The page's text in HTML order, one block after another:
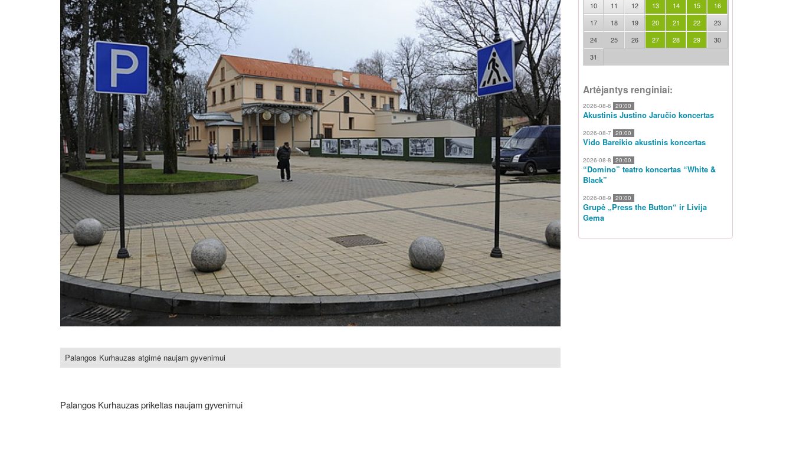
Palangos Kurhauzas atgimė naujam gyvenimui
Palangos Kurhauzas prikeltas naujam gyvenimui
10
11 12 13 14 15
16
17
18 19 20 21 22
23
24
25 26 27 28 29
30
31
Artėjantys renginiai:
2026-08-6 20:00
Akustinis Justino Jaručio koncertas
2026-08-7 20:00
Vido Bareikio akustinis koncertas
2026-08-8 20:00
“Domino” teatro koncertas “White &
Black”
2026-08-9 20:00
Grupė „Press the Button“ ir Livija
Gema